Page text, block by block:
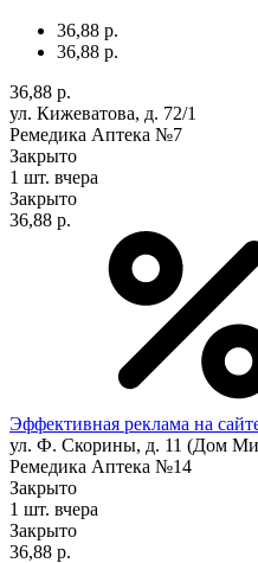
36,88 р.
36,88 р.
36,88 р.
ул. Кижеватова, д. 72/1
Ремедика Аптека №7
Закрыто
1 шт. вчера
Закрыто
36,88 р.
Эффективная реклама на
ул. Ф. Скорины, д. 11 (Дом
Ремедика Аптека №14
Закрыто
1 шт. вчера
Закрыто
36,88 р.